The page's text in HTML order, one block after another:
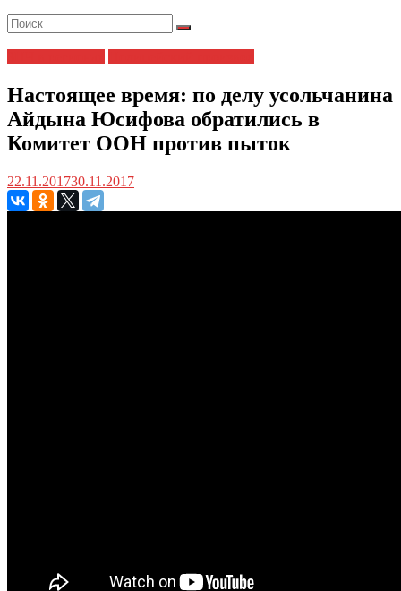
Настоящее время: по делу усольчанина
Айдына Юсифова обратились в
Комитет ООН против пыток
22.11.201730.11.2017